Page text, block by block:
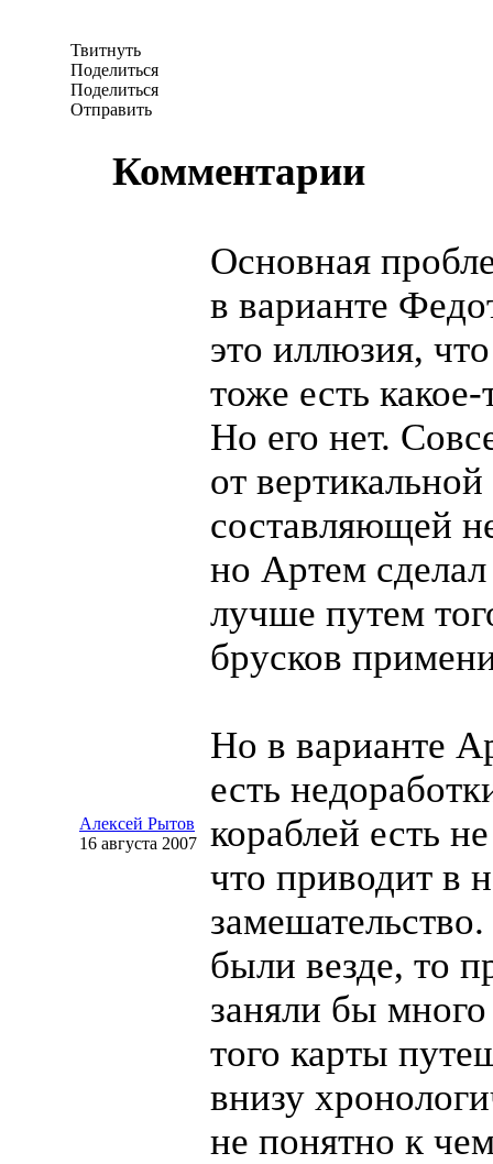
Твитнуть
Поделиться
Поделиться
Отправить
Комментарии
Алексей Рытов
16 августа 2007
Основная
в варианте
это иллюзия,
тоже есть какое-
Но его нет.
от вертикальной
составляющей
но Артем сделал
лучше путем
брусков
Но в варианте
есть
кораблей есть
что приводит в
были везде, то
заняли бы
того карты
внизу
не понятно к